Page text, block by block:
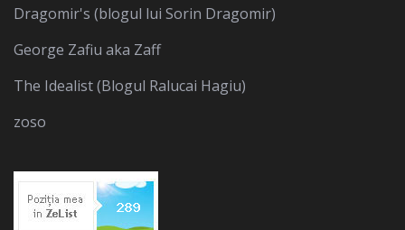
Dragomir's (blogul lui Sorin Dragomir)
George Zafiu aka Zaff
The Idealist (Blogul Ralucai Hagiu)
zoso